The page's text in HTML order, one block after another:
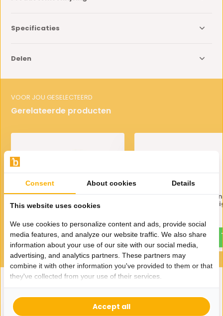
Specificaties
Delen
VOOR JOU GESELECTEERD
Gerelateerde producten
Glazen Voorraadpotten
Osuna | 3 - delig
32,95
Turkse theeglazen
schaaltjes - 6-
60,95
Eerder bekeken door jou
Consent About cookies Details
This website uses cookies
We use cookies to personalize content and ads, provide social
media features, and analyze our website traffic. We also share
information about your use of our site with our social media,
advertising, and analytics partners. These partners may
combine it with other information you've provided to them or that
they've collected from your use of their services.
Accept all